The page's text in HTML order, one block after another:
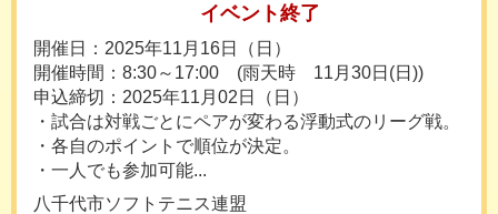
イベント終了
開催日：2025年11月16日（日）
開催時間：8:30～17:00 (雨天時 11月30日(日))
申込締切：2025年11月02日（日）
・試合は対戦ごとにペアが変わる浮動式のリーグ戦。
・各自のポイントで順位が決定。
・一人でも参加可能...
八千代市ソフトテニス連盟